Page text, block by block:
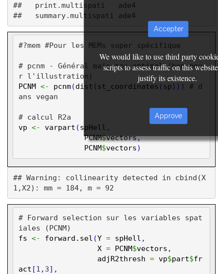
##   print.multispati   ade4
#?mem #Pour les MEMs super spécifique
# pcnm - Général mais pas optimal (bon pou
r l'illustration)
PCNM <- pcnm(dist ( st_coordinates ( sp )))
# d
ans vegan
# calcul R2a
vp <- varpart (spHell ,
PCNM$vectors,
PCNM$vectors)
## Warning: collinearity detected in cbind(X
# Forward selection sur les variables spat
iales (PCNM)
fs <- forward.sel (Y = spHell ,
X = PCNM$vectors ,
adjR2thresh = vp$part$fr
act [1 , 3],
Accepter
We would like to use third party
scripts to assess traffic on this
justify its existence.
Approve